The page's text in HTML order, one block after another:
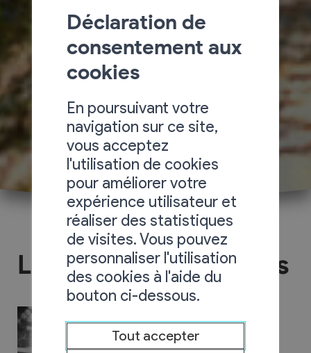
Le Jardin des Toupines
Déclaration de
consentement aux
cookies
En poursuivant votre
navigation sur ce site,
vous acceptez
l'utilisation de cookies
pour améliorer votre
expérience utilisateur et
réaliser des statistiques
de visites. Vous pouvez
personnaliser l'utilisation
des cookies à l'aide du
bouton ci-dessous.
Tout accepter